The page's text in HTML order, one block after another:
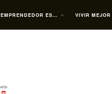
EMPRENDEDOR ES… VIVIR MEJOR